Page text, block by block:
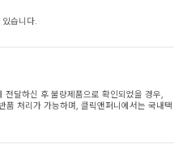
습니다.
달하신 후 불량제품으로 확인되었을 경우,
품 처리가 가능하며, 클릭앤퍼니에서는 국내택